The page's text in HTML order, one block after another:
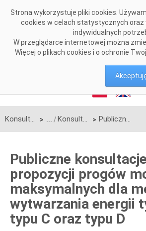
Strona wykorzystuje pliki cookies.
cookies w celach statystycznych
indywidualnych
W przeglądarce internetowej można
Więcej o plikach cookies i o ochronie
Konsultacje > Konsultacje zakończone > Publiczne konsultacje ws. propozycji progów mocy maksymalnych dla modułów wytwarzania energii typu B, typu C oraz typu D
Publiczne
propozycji progów
maksymalnych dla
wytwarzania energii
typu C oraz typu D